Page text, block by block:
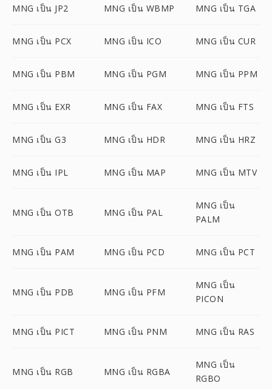
MNG เป็น JP2 MNG เป็น WBMP MNG เป็น TGA
MNG เป็น PCX MNG เป็น ICO MNG เป็น CUR
MNG เป็น PBM MNG เป็น PGM MNG เป็น PPM
MNG เป็น EXR MNG เป็น FAX MNG เป็น FTS
MNG เป็น G3 MNG เป็น HDR MNG เป็น HRZ
MNG เป็น IPL MNG เป็น MAP MNG เป็น MTV
MNG เป็น OTB MNG เป็น PAL
MNG เป็น
PALM
MNG เป็น PAM MNG เป็น PCD MNG เป็น PCT
MNG เป็น PDB MNG เป็น PFM
MNG เป็น
PICON
MNG เป็น PICT MNG เป็น PNM MNG เป็น RAS
MNG เป็น RGB MNG เป็น RGBA
MNG เป็น
RGBO